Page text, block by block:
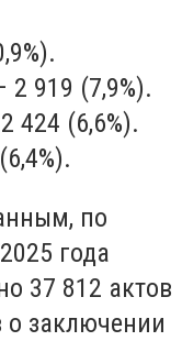
2 919 (7,9%).
424 (6,6%).
.
по
года
37 812 актов
о заключении